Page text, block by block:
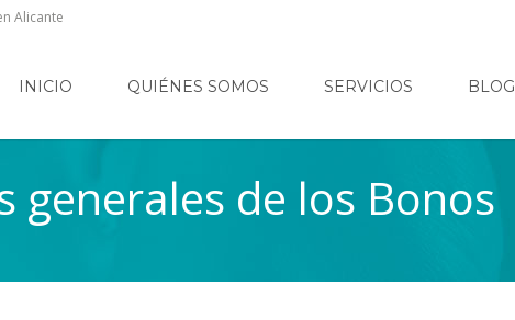
Alicante
INICIO QUIÉNES SOMOS SERVICIOS BLOG
generales de los Bonos